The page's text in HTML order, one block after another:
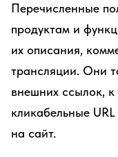
Перечисленные
продуктам и
их описания,
трансляции. Они
внешних ссылок,
кликабельные
на сайт.